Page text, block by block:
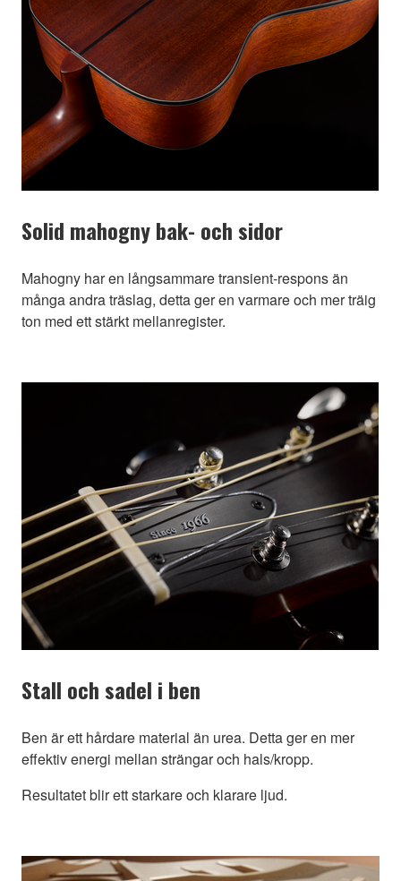
Solid mahogny bak- och sidor
Mahogny har en långsammare transient-respons än
många andra träslag, detta ger en varmare och mer träig
ton med ett stärkt mellanregister.
Stall och sadel i ben
Ben är ett hårdare material än urea. Detta ger en mer
effektiv energi mellan strängar och hals/kropp.
Resultatet blir ett starkare och klarare ljud.